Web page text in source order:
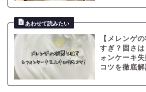
【メレンゲ
すぎ？固さ
ォンケーキ
コツを徹底